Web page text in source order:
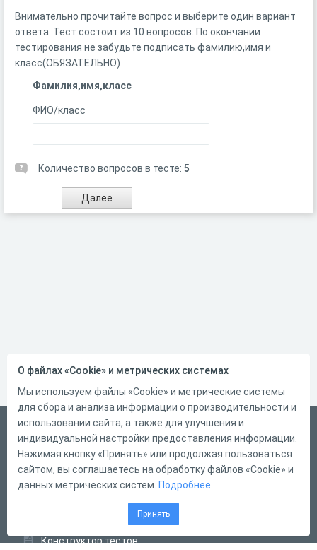
Внимательно прочитайте вопрос и выберите один вариант
ответа. Тест состоит из 10 вопросов. По окончании
тестирования не забудьте подписать фамилию,имя и
класс(ОБЯЗАТЕЛЬНО)
Фамилия,имя,класс
ФИО/класс
Количество вопросов в тесте: 5
Русский
Справка
Форма обратной связи
Конструктор тестов
О файлах «Cookie» и метрических системах
Мы используем файлы «Cookie» и метрические системы
для сбора и анализа информации о производительности и
использовании сайта, а также для улучшения и
индивидуальной настройки предоставления информации.
Нажимая кнопку «Принять» или продолжая пользоваться
сайтом, вы соглашаетесь на обработку файлов «Cookie» и
данных метрических систем. Подробнее
Принять